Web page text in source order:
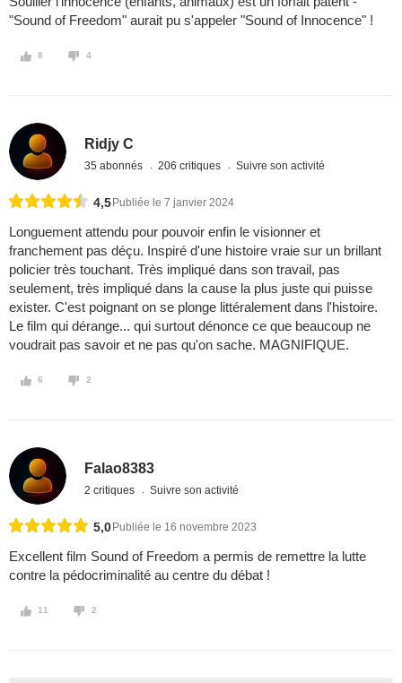
"Sound of Freedom" aurait pu s'appeler "Sound of Innocence" !
8 4
Ridjy C
35 abonnés 206 critiques Suivre son activité
4,5 Publiée le 7 janvier 2024
Longuement attendu pour pouvoir enfin le visionner et
franchement pas déçu. Inspiré d'une histoire vraie sur un brillant
policier très touchant. Très impliqué dans son travail, pas
seulement, très impliqué dans la cause la plus juste qui puisse
exister. C'est poignant on se plonge littéralement dans l'histoire.
Le film qui dérange... qui surtout dénonce ce que beaucoup ne
voudrait pas savoir et ne pas qu'on sache. MAGNIFIQUE.
6 2
Falao8383
2 critiques Suivre son activité
5,0 Publiée le 16 novembre 2023
Excellent film Sound of Freedom a permis de remettre la lutte
contre la pédocriminalité au centre du débat !
11 2